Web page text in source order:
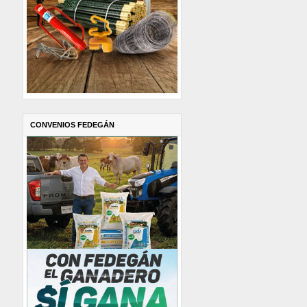
CONVENIOS FEDEGÁN